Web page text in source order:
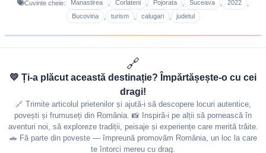
Cuvinte cheie: Manastirea Corlateni Pojorata Suceava 2022
Bucovina
turism calugari judetul
🔗
💛 Ți-a plăcut această destinație? Împărtășește-o cu cei
dragi!
🔗 Trimite articolul prietenilor și ajută-i să descopere locuri autentice,
povești și frumuseți din România. 📸 Inspiră-i pe alții să pornească în
aventuri noi, să exploreze tradiții, peisaje și experiențe care merită trăite.
🚗 Fă parte din poveste — împreună promovăm România, un loc la care
te întorci mereu cu drag.